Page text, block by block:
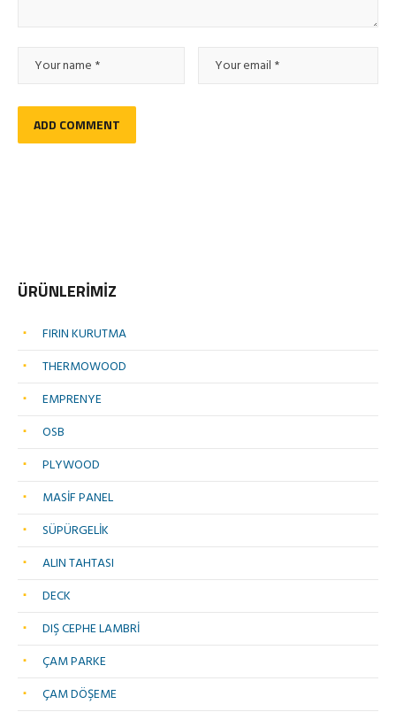
ÜRÜNLERİMİZ
FIRIN KURUTMA
THERMOWOOD
EMPRENYE
OSB
PLYWOOD
MASİF PANEL
SÜPÜRGELİK
ALIN TAHTASI
DECK
DIŞ CEPHE LAMBRİ
ÇAM PARKE
ÇAM DÖŞEME